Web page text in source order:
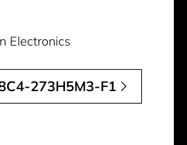
Electronics
273H5M3-F1